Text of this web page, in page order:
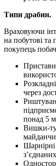
Типи драбин.
Враховуючи
на побутові та
покупець
через
понад 5
Вишки-
Шарнірні